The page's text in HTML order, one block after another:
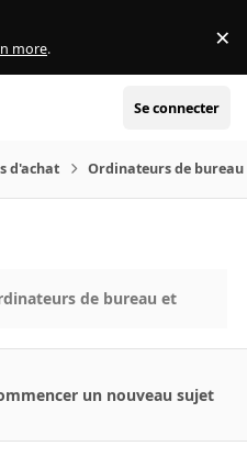
more. ×
Se connecter
d'achat Ordinateurs de bureau
de bureau et
un nouveau sujet